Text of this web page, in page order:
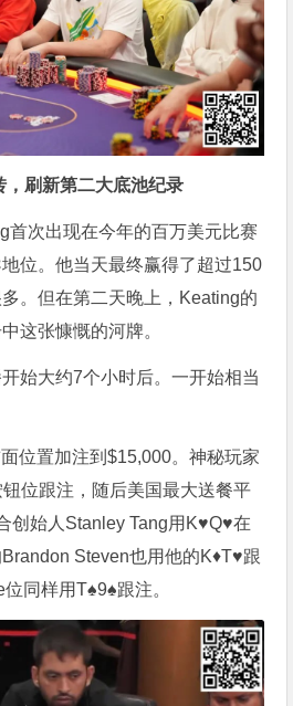
，刷新第二大底池纪录
首次出现在今年的百万美元比赛
位。他当天最终赢得了超过150
。但在第二天晚上，Keating的
这张慷慨的河牌。
始大约7个小时后。一开始相当
位置加注到$15,000。神秘玩家
位跟注，随后美国最大送餐平
创始人Stanley Tang用K♥Q♥在
Steven也用他的K♦T♥跟
同样用T♠9♠跟注。